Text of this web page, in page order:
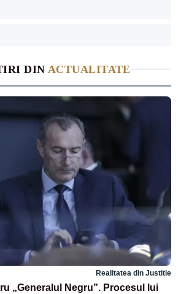
DIN ACTUALITATE
Realitatea din Justitie
„Generalul Negru”. Procesul lui